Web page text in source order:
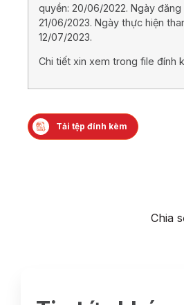
quyền: 20/06/2022. Ngày đăng
21/06/2023. Ngày thực hiện
12/07/2023.
Chi tiết xin xem trong file đính
Tải tệp đính kèm
Chia